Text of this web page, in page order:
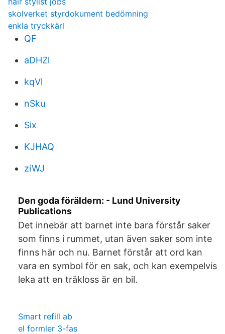
skolverket styrdokument bedömning
enkla tryckkärl
QF
aDHZl
kqVl
nSku
Six
KJHAQ
ziWJ
Den goda föräldern: - Lund University
Publications
Det innebär att barnet inte bara förstår saker
som finns i rummet, utan även saker som inte
finns här och nu. Barnet förstår att ord kan
vara en symbol för en sak, och kan exempelvis
leka att en träkloss är en bil.
Smart refill ab
el formler 3-fas